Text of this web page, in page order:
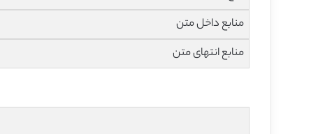
منابع داخل متن
منابع انتهای متن